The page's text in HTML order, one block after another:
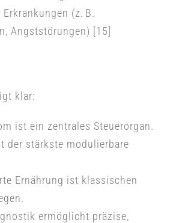
(z. B.
Angststörungen) [15]
klar:
ist ein zentrales Steuerorgan.
der stärkste modulierbare
Ernährung ist klassischen
ermöglicht präzise,